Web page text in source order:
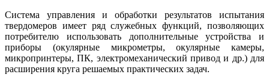
Система управления и обработки результатов испытания
твердомеров имеет ряд служебных функций, позволяющих
потребителю использовать дополнительные устройства и
приборы (окулярные микрометры, окулярные камеры,
микропринтеры, ПК, электромеханический привод и др.) для
расширения круга решаемых практических задач.